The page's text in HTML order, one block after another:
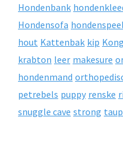
Hondenbank
Hondensofa
hout Kattenbak kip Kong
krabton leer makesure
hondenmand
petrebels puppy renske
snuggle cave strong